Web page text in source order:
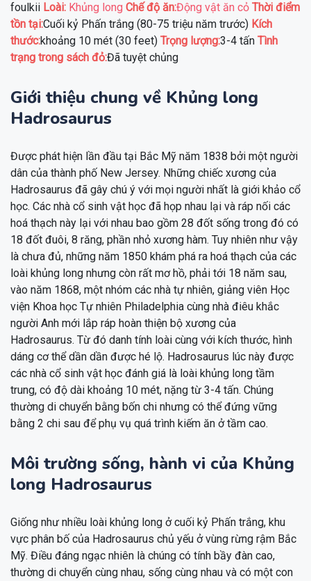
foulkii Loài: Khủng long Chế độ ăn:Động vật ăn cỏ Thời điểm
tồn tại:Cuối kỷ Phấn trắng (80-75 triệu năm trước) Kích
thước:khoảng 10 mét (30 feet) Trọng lượng:3-4 tấn Tình
trạng trong sách đỏ:Đã tuyệt chủng
Giới thiệu chung về Khủng long
Hadrosaurus
Được phát hiện lần đầu tại Bắc Mỹ năm 1838 bởi một người
dân của thành phố New Jersey. Những chiếc xương của
Hadrosaurus đã gây chú ý với mọi người nhất là giới khảo cổ
học. Các nhà cổ sinh vật học đã họp nhau lại và ráp nối các
hoá thạch này lại với nhau bao gồm 28 đốt sống trong đó có
18 đốt đuôi, 8 răng, phần nhỏ xương hàm. Tuy nhiên như vậy
là chưa đủ, những năm 1850 khám phá ra hoá thạch của các
loài khủng long nhưng còn rất mơ hồ, phải tới 18 năm sau,
vào năm 1868, một nhóm các nhà tự nhiên, giảng viên Học
viện Khoa học Tự nhiên Philadelphia cùng nhà điêu khắc
người Anh mới lắp ráp hoàn thiện bộ xương của
Hadrosaurus. Từ đó danh tính loài cùng với kích thước, hình
dáng cơ thể dần dần được hé lộ. Hadrosaurus lúc này được
các nhà cổ sinh vật học đánh giá là loài khủng long tầm
trung, có độ dài khoảng 10 mét, nặng từ 3-4 tấn. Chúng
thường di chuyển bằng bốn chi nhưng có thể đứng vững
bằng 2 chi sau để phụ vụ quá trình kiếm ăn ở tầm cao.
Môi trường sống, hành vi của Khủng
long Hadrosaurus
Giống như nhiều loài khủng long ở cuối kỷ Phấn trắng, khu
vực phân bố của Hadrosaurus chủ yếu ở vùng rừng rậm Bắc
Mỹ. Điều đáng ngạc nhiên là chúng có tính bầy đàn cao,
thường di chuyển cùng nhau, sống cùng nhau và có một con